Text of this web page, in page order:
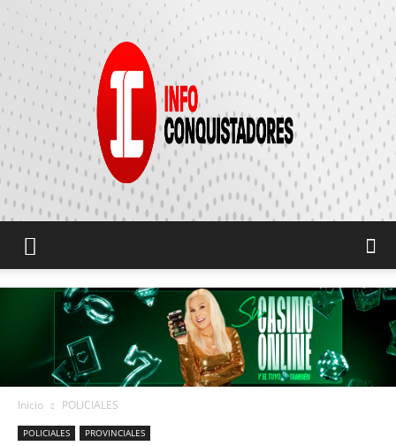
CONQUISTADORES
Inicio POLICIALES
POLICIALES PROVINCIALES